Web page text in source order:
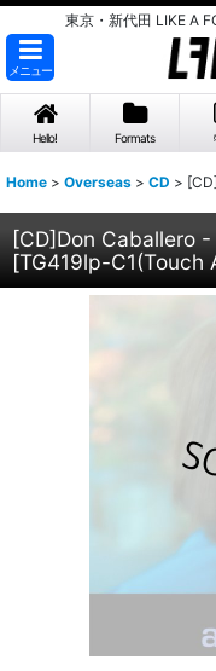
東京・新代田 LIKE A
メニュー
Hello! Formats
Home > Overseas > CD >
[CD]Don Caballero
[TG419lp-C1(Touch